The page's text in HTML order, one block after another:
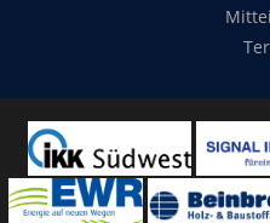
© 2014-2022 Classymade